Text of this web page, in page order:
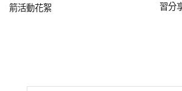
箭活動花絮
習分